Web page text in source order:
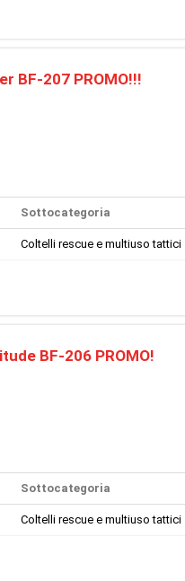
BF-207 PROMO!!!
Sottocategoria
Coltelli rescue e multiuso tattici
BF-206 PROMO!
Sottocategoria
Coltelli rescue e multiuso tattici